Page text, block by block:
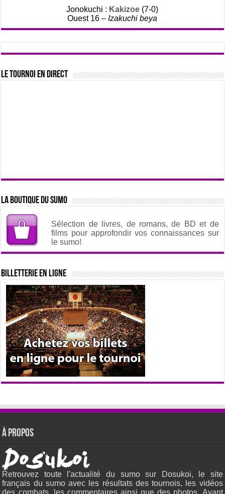
Jonokuchi : Kakizoe (7-0)
Ouest 16 –Izakuchi beya
Le tournoi en direct
La boutique du sumo
Sélection de livres, de romans, de BD et de
films pour approfondir vos connaissances sur
le sumo!
Billetterie en ligne
À propos
Retrouvez toute l'actualité du sumo sur Dosukoi, le site
français du sumo avec les résultats des tournois, les vidéos
des combats, les commentaires ainsi que des photos. Avant